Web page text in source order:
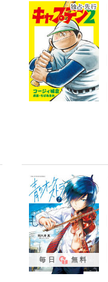
毎日 無料